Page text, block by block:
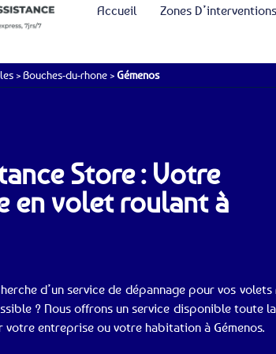
Accueil Zones D’interventions
>Bouches-du-rhone >Gémenos
Store : Votre
en volet roulant à
d’un service de dépannage pour vos
? Nous offrons un service disponible toute
entreprise ou votre habitation à Gémenos.